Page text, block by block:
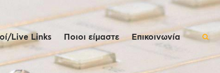
Live Links Ποιοι είμαστε Επικοινωνία